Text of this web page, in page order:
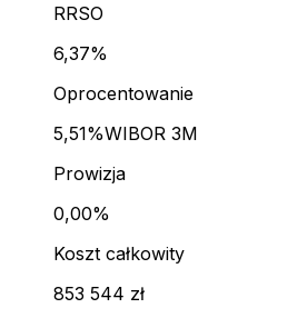
RRSO
6,37%
Oprocentowanie
5,51%WIBOR 3M
Prowizja
0,00%
Koszt całkowity
853 544 zł